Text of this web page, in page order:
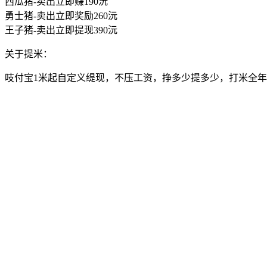
勇士猪-卖出立即奖励260沅
王子猪-卖出立即提现390沅
关于提米：
吱付宝1米起自定义缇现，不压工资，挣多少提多少，打米全